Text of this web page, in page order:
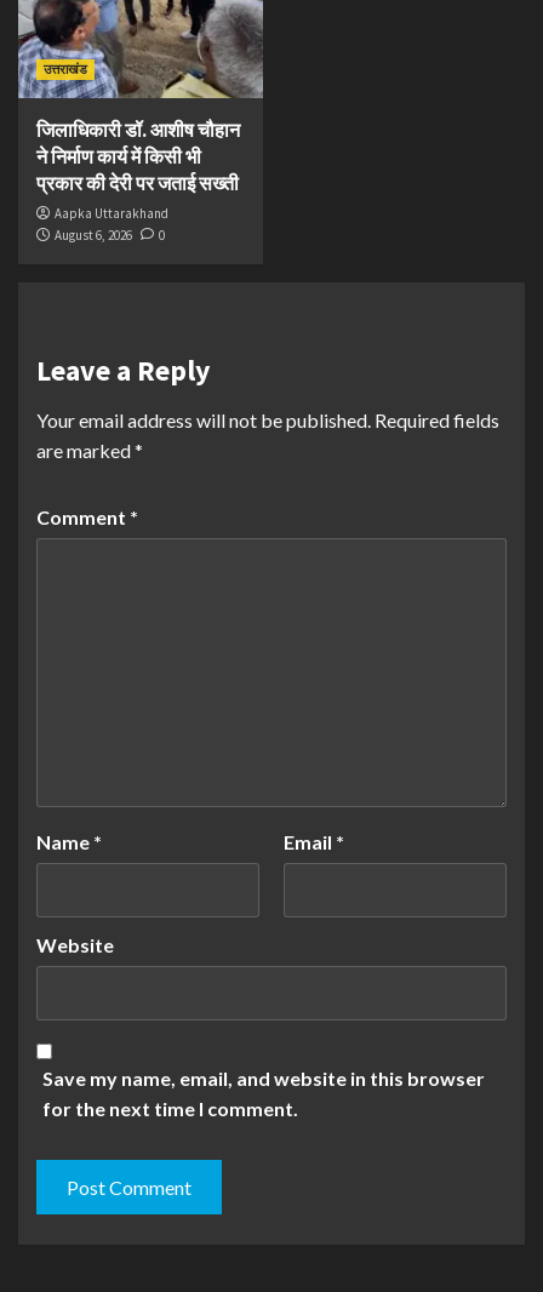
उत्तराखंड
जिलाधिकारी डॉ. आशीष चौहान
ने निर्माण कार्य में किसी भी
प्रकार की देरी पर जताई सख्ती
Aapka Uttarakhand
August 6, 2026
0
Leave a Reply
Your email address will not be published. Required fields
are marked*
Comment *
Name * Email *
Website
Save my name, email, and website in this browser
for the next time I comment.